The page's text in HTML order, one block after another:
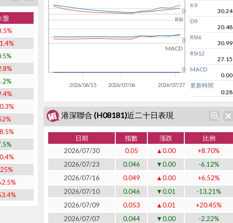
RSI
MACD
2026/06/15 2026/07/06 2026/07/27
0
0
0
K9
30.24
D9
20.48
RSI6
30.99
RSI12
27.15
MACD
0.00
更新時間
0:28
盤
港深聯合 (H08181)近二十日表現
日期 指數 漲跌
比例
2026/07/30
0.05 ▲0.00
+8.70%
2026/07/23
0.046 ▼0.00
-6.12%
2026/07/16
0.049 ▲0.00
+6.52%
2026/07/10
0.046 ▼0.01
-13.21%
2026/07/09
0.053 ▲0.01
+20.45%
2026/07/07
0.044 ▼0.00
-2.22%